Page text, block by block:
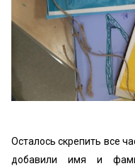
Осталось скрепить все
добавили имя и